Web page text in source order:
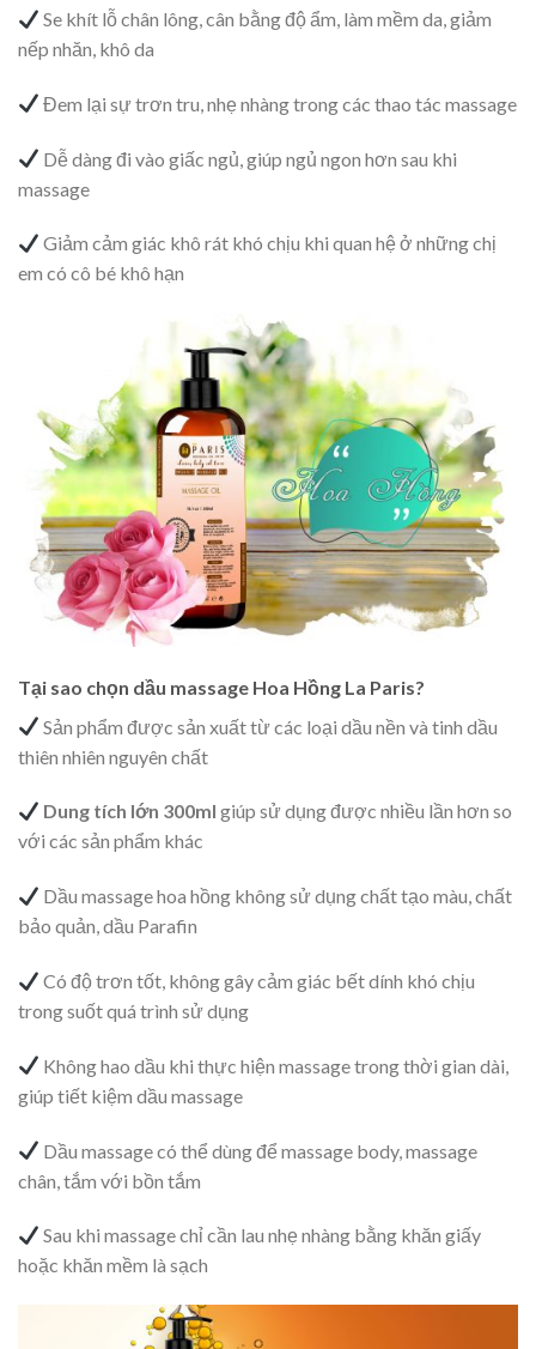
Se khít lỗ chân lông, cân bằng độ ẩm, làm mềm da, giảm
nếp nhăn, khô da
Đem lại sự trơn tru, nhẹ nhàng trong các thao tác massage
Dễ dàng đi vào giấc ngủ, giúp ngủ ngon hơn sau khi
massage
Giảm cảm giác khô rát khó chịu khi quan hệ ở những chị
em có cô bé khô hạn
Tại sao chọn dầu massage Hoa Hồng La Paris?
Sản phẩm được sản xuất từ các loại dầu nền và tinh dầu
thiên nhiên nguyên chất
Dung tích lớn 300ml giúp sử dụng được nhiều lần hơn so
với các sản phẩm khác
Dầu massage hoa hồng không sử dụng chất tạo màu, chất
bảo quản, dầu Parafin
Có độ trơn tốt, không gây cảm giác bết dính khó chịu
trong suốt quá trình sử dụng
Không hao dầu khi thực hiện massage trong thời gian dài,
giúp tiết kiệm dầu massage
Dầu massage có thể dùng để massage body, massage
chân, tắm với bồn tắm
Sau khi massage chỉ cần lau nhẹ nhàng bằng khăn giấy
hoặc khăn mềm là sạch